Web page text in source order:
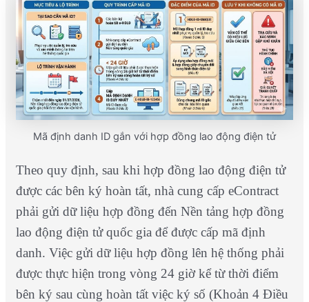
Mã định danh ID gắn với hợp đồng lao động điện tử
Theo quy định, sau khi hợp đồng lao động điện tử
được các bên ký hoàn tất, nhà cung cấp eContract
phải gửi dữ liệu hợp đồng đến Nền tảng hợp đồng
lao động điện tử quốc gia để được cấp mã định
danh. Việc gửi dữ liệu hợp đồng lên hệ thống phải
được thực hiện trong vòng 24 giờ kể từ thời điểm
bên ký sau cùng hoàn tất việc ký số (Khoản 4 Điều